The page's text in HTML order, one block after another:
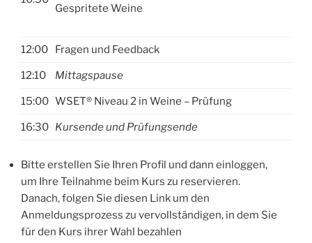
Gespritete Weine
12:00 Fragen und Feedback
12:10 Mittagspause
15:00 WSET® Niveau 2 in Weine – Prüfung
16:30 Kursende und Prüfungsende
Bitte erstellen Sie Ihren Profil und dann einloggen,
um Ihre Teilnahme beim Kurs zu reservieren.
Danach, folgen Sie diesen Link um den
Anmeldungsprozess zu vervollständigen, in dem Sie
für den Kurs ihrer Wahl bezahlen